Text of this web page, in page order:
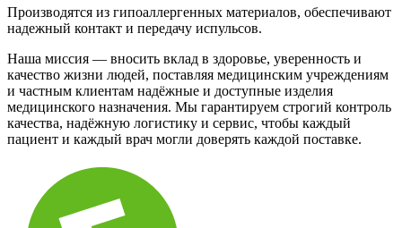
Производятся из гипоаллергенных материалов, обеспечивают
надежный контакт и передачу испульсов.
Наша миссия — вносить вклад в здоровье, уверенность и
качество жизни людей, поставляя медицинским учреждениям
и частным клиентам надёжные и доступные изделия
медицинского назначения. Мы гарантируем строгий контроль
качества, надёжную логистику и сервис, чтобы каждый
пациент и каждый врач могли доверять каждой поставке.